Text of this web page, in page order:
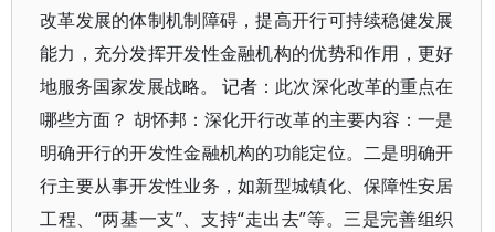
改革发展的体制机制障碍，提高开行可持续稳健发展
能力，充分发挥开发性金融机构的优势和作用，更好
地服务国家发展战略。 记者：此次深化改革的重点在
哪些方面？ 胡怀邦：深化开行改革的主要内容：一是
明确开行的开发性金融机构的功能定位。二是明确开
行主要从事开发性业务，如新型城镇化、保障性安居
工程、“两基一支”、支持“走出去”等。三是完善组织